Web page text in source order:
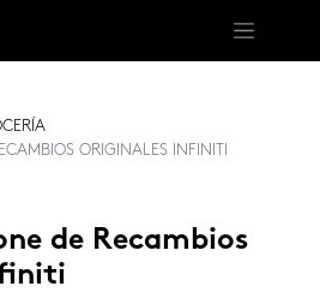
ORIGINALES INFINITI
de Recambios